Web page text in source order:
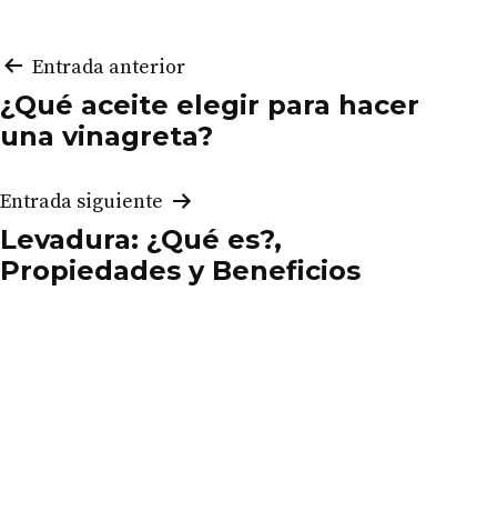
Navegación
de
Entrada anterior
¿Qué aceite elegir para hacer
una vinagreta?
Entrada siguiente
Levadura: ¿Qué es?,
Propiedades y Beneficios